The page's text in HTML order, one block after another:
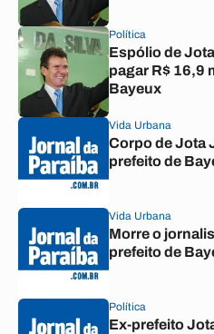
Política
Espólio de
pagar R$ 16,9
Bayeux
Vida Urbana
Corpo de Jota
prefeito de
Vida Urbana
Morre o
prefeito de
Política
Ex-prefeito